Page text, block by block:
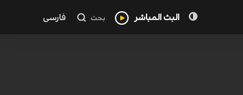
البث المباشر بحث فارسی